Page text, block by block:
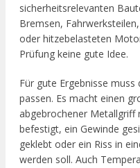
sicherheitsrelevanten
Bremsen,
oder hitzebelasteten
Prüfung keine gute Idee.
Für gute Ergebnisse
passen. Es macht einen
abgebrochener Metallgriff
befestigt, ein Gewinde
geklebt oder ein Riss in
werden soll. Auch